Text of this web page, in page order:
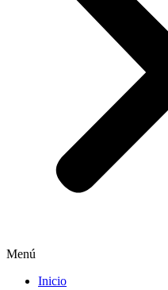
Menú
Inicio